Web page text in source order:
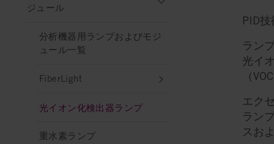
ジュール
分析機器用ランプおよびモジ
ュール一覧
FiberLight
光イオン化検出器ランプ
重水素ランプ
PID
ラン
光イ
（
エク
ラン
スお